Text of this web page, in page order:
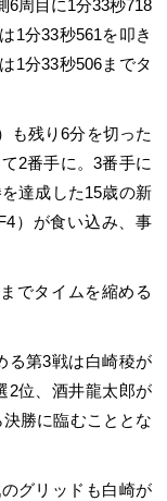
6周目に1分33秒718
1分33秒561を叩き
1分33秒506までタ
も残り6分を切った
2番手に。3番手に
達成した15歳の新
）が食い込み、事
でタイムを縮める
る第3戦は白崎稜が
2位、酒井龍太郎が
勝に臨むこととな
グリッドも白崎が